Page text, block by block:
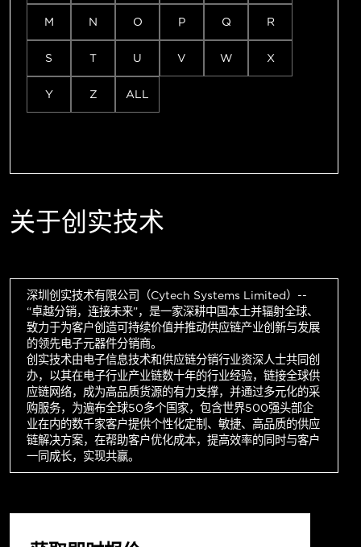
M N O P Q R
S T U V W X
Y Z ALL
关于创实技术
深圳创实技术有限公司（Cytech Systems Limited）--
“卓越分销，连接未来”，是一家深耕中国本土并辐射全球、
致力于为客户创造可持续价值并推动供应链产业创新与发展
的领先电子元器件分销商。
创实技术由电子信息技术和供应链分销行业资深人士共同创
办，以其在电子行业产业链数十年的行业经验，链接全球供
应链网络，成为高品质货源的有力支撑，并通过多元化的采
购服务，为遍布全球50多个国家，包含世界500强头部企
业在内的数千家客户提供个性化定制、敏捷、高品质的供应
链解决方案，在帮助客户优化成本，提高效率的同时与客户
一同成长，实现共赢。